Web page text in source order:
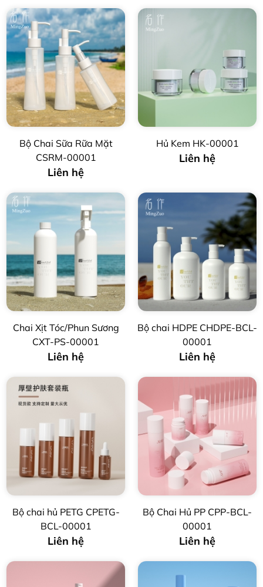
Bộ Chai Sữa Rữa Mặt
CSRM-00001
Liên hệ
Hủ Kem HK-00001
Liên hệ
Chai Xịt Tóc/Phun Sương
CXT-PS-00001
Liên hệ
Bộ chai HDPE CHDPE-BCL-
00001
Liên hệ
Bộ chai hủ PETG CPETG-
BCL-00001
Liên hệ
Bộ Chai Hủ PP CPP-BCL-
00001
Liên hệ